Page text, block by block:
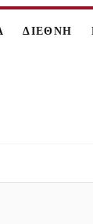
ΔΙΕΘΝΗ